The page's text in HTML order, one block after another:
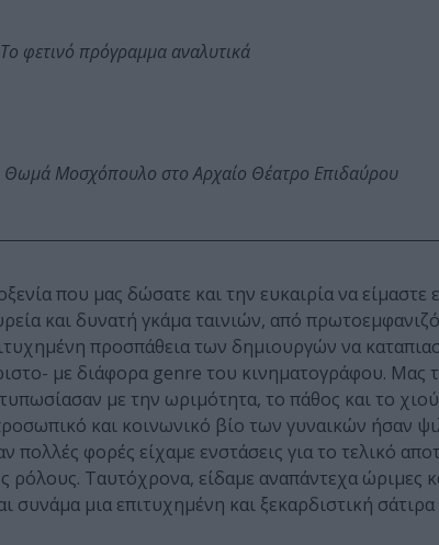
φετινό πρόγραμμα αναλυτικά
Θωμά Μοσχόπουλο στο Αρχαίο Θέατρο Επιδαύρου
που μας δώσατε και την ευκαιρία να
και δυνατή γκάμα ταινιών, από
προσπάθεια των δημιουργών να
με διάφορα genre του κινηματογράφου. Μας
με την ωριμότητα, το πάθος και το
και κοινωνικό βίο των γυναικών ήσαν
φορές είχαμε ενστάσεις για το τελικό
Ταυτόχρονα, είδαμε αναπάντεχα ώριμες
συνάμα μια επιτυχημένη και ξεκαρδιστική